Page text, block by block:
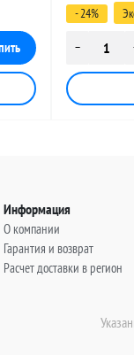
- 24%
Информация
О компании
Гарантия и возврат
Расчет доставки в регион